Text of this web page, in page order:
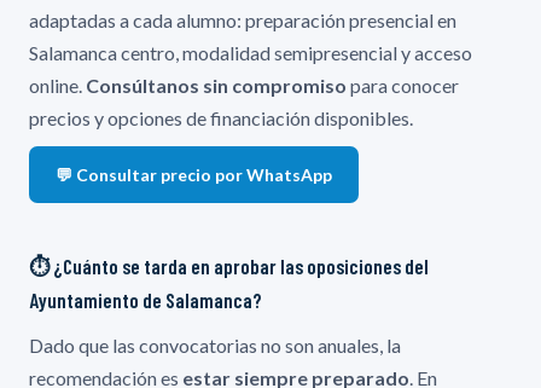
adaptadas a cada alumno: preparación presencial en
Salamanca centro, modalidad semipresencial y acceso
online. Consúltanos sin compromiso para conocer
precios y opciones de financiación disponibles.
💬 Consultar precio por WhatsApp
⏱️ ¿Cuánto se tarda en aprobar las oposiciones del
Ayuntamiento de Salamanca?
Dado que las convocatorias no son anuales, la
recomendación es estar siempre preparado . En